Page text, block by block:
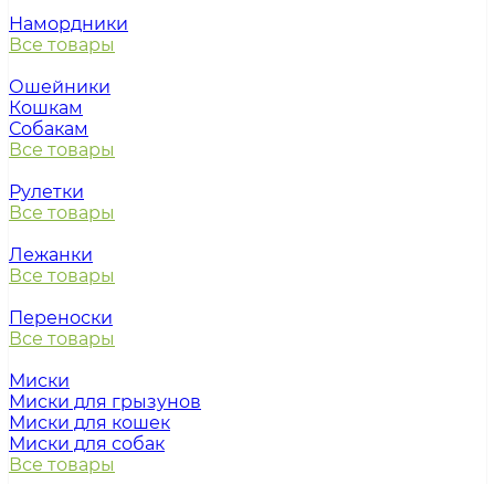
Намордники
Все товары
Ошейники
Кошкам
Собакам
Все товары
Рулетки
Все товары
Лежанки
Все товары
Переноски
Все товары
Миски
Миски для грызунов
Миски для кошек
Миски для собак
Все товары